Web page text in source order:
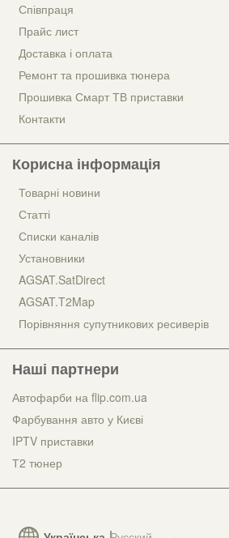
Співпраця
Прайс лист
Доставка і оплата
Ремонт та прошивка тюнера
Прошивка Смарт ТВ приставки
Контакти
Корисна інформація
Товарні новини
Статті
Списки каналів
Установники
AGSAT.SatDirect
AGSAT.T2Map
Порівняння супутникових ресиверів
Наші партнери
Автофарби на flip.com.ua
Фарбування авто у Києві
IPTV приставки
Т2 тюнер